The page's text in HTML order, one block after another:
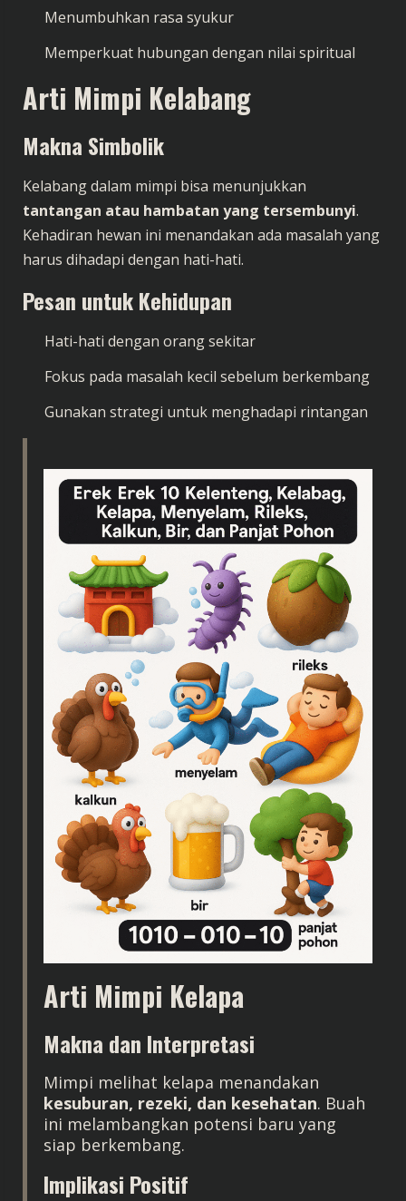
Menumbuhkan rasa syukur
Memperkuat hubungan dengan nilai spiritual
Arti Mimpi Kelabang
Makna Simbolik
Kelabang dalam mimpi bisa menunjukkan
tantangan atau hambatan yang tersembunyi.
Kehadiran hewan ini menandakan ada masalah yang
harus dihadapi dengan hati-hati.
Pesan untuk Kehidupan
Hati-hati dengan orang sekitar
Fokus pada masalah kecil sebelum berkembang
Gunakan strategi untuk menghadapi rintangan
Arti Mimpi Kelapa
Makna dan Interpretasi
Mimpi melihat kelapa menandakan
kesuburan, rezeki, dan kesehatan. Buah
ini melambangkan potensi baru yang
siap berkembang.
Implikasi Positif